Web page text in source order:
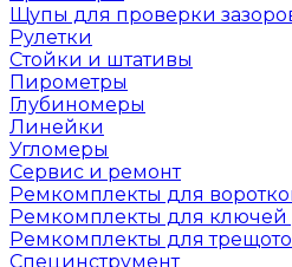
Щупы для проверки
Рулетки
Стойки и штативы
Пирометры
Глубиномеры
Линейки
Угломеры
Сервис и ремонт
Ремкомплекты для
Ремкомплекты для
Ремкомплекты для
Специнструмент